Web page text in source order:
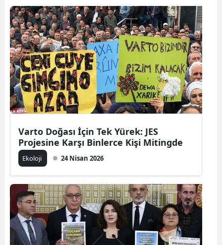
Varto Doğası İçin Tek Yürek: JES
Projesine Karşı Binlerce Kişi Mitingde
Ekoloji 24 Nisan 2026